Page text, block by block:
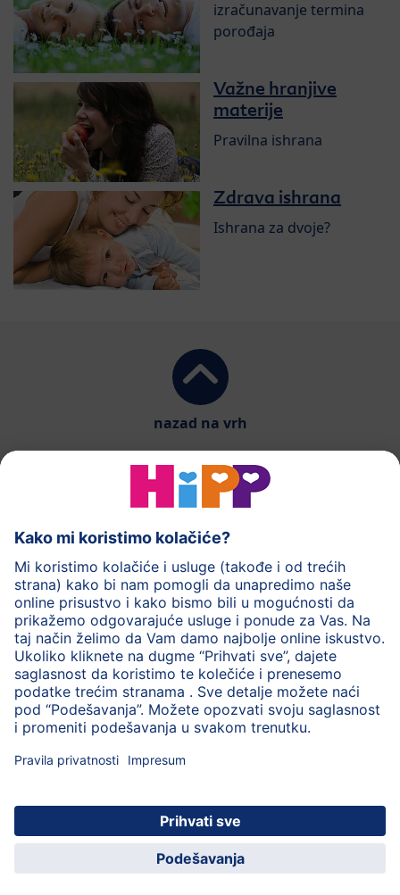
izračunavanje termina
porođaja
Važne hranjive
materije
Pravilna ishrana
Zdrava ishrana
Ishrana za dvoje?
nazad na vrh
HiPP mlečna hrana
HiPP hrana za bebe
HiPP Deca
HiPP nega HiPP trudnoća
Zaštita privatnosti
Uslovi korišćenja
Impresum
O HiPP Kontakt
© 2026 HiPP
HiPP Kinder App